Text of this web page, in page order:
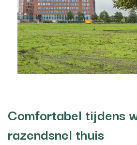
Comfortabel tijdens
razendsnel thuis